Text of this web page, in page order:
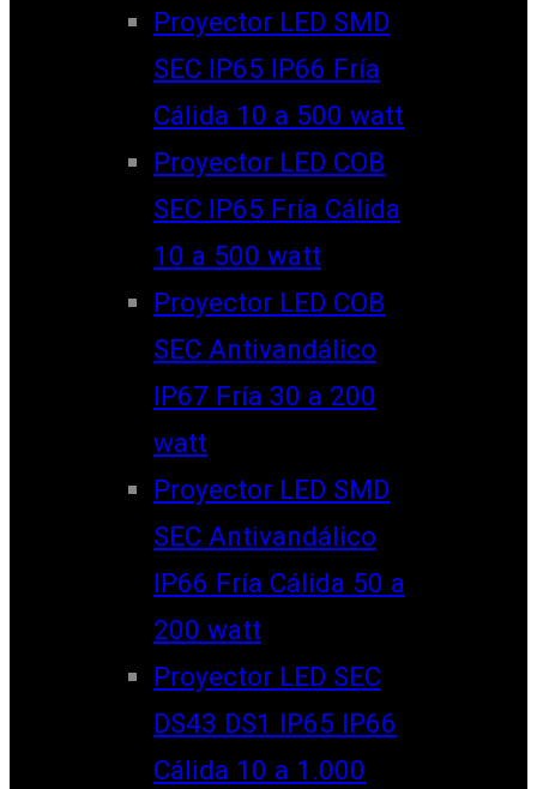
Proyector LED SMD
SEC IP65 IP66 Fría
Cálida 10 a 500 watt
Proyector LED COB
SEC IP65 Fría Cálida
10 a 500 watt
Proyector LED COB
SEC Antivandálico
IP67 Fría 30 a 200
watt
Proyector LED SMD
SEC Antivandálico
IP66 Fría Cálida 50 a
200 watt
Proyector LED SEC
DS43 DS1 IP65 IP66
Cálida 10 a 1.000